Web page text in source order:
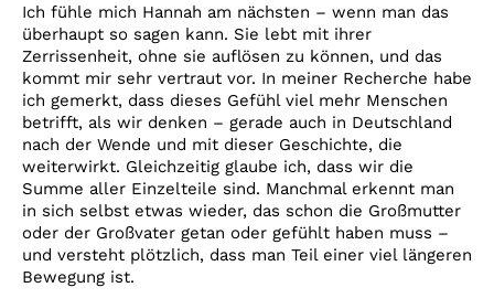
Ich fühle mich Hannah am nächsten – wenn man das
überhaupt so sagen kann. Sie lebt mit ihrer
Zerrissenheit, ohne sie auflösen zu können, und das
kommt mir sehr vertraut vor. In meiner Recherche habe
ich gemerkt, dass dieses Gefühl viel mehr Menschen
betrifft, als wir denken – gerade auch in Deutschland
nach der Wende und mit dieser Geschichte, die
weiterwirkt. Gleichzeitig glaube ich, dass wir die
Summe aller Einzelteile sind. Manchmal erkennt man
in sich selbst etwas wieder, das schon die Großmutter
oder der Großvater getan oder gefühlt haben muss –
und versteht plötzlich, dass man Teil einer viel längeren
Bewegung ist.